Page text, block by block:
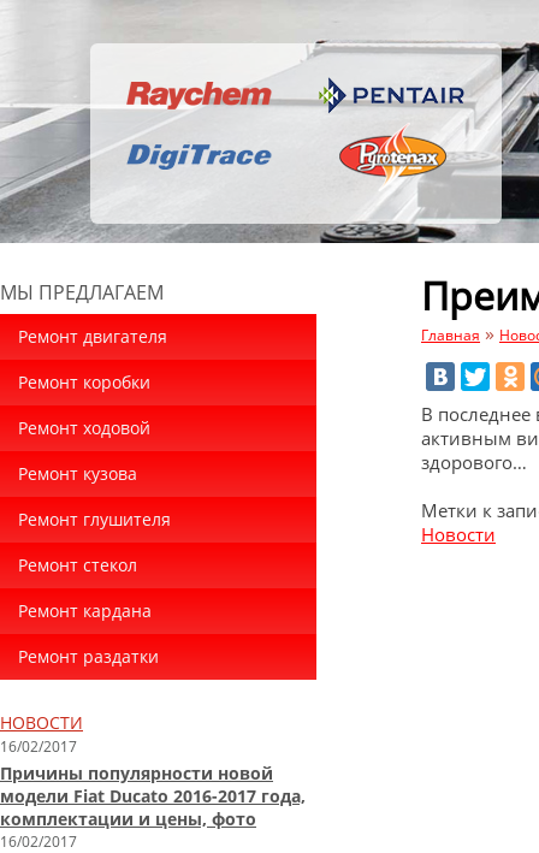
МЫ ПРЕДЛАГАЕМ
Ремонт двигателя
Ремонт коробки
Ремонт ходовой
Ремонт кузова
Ремонт глушителя
Ремонт стекол
Ремонт кардана
Ремонт раздатки
НОВОСТИ
16/02/2017
Причины популярности новой
модели Fiat Ducato 2016-2017 года,
комплектации и цены, фото
16/02/2017
Главная »
В
активным
здорового…
Метки к
Новости